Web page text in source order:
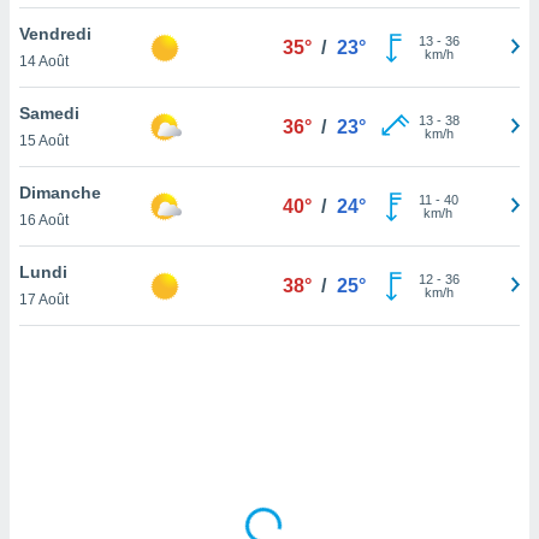
votre
à
en
le
Vendredi
14 Août
35° / 23° 13- 36
km/h
Samedi
15 Août
36° / 23° 13- 38
km/h
Dimanche
16 Août
40° / 24° 11 - 40
km/h
Lundi
17 Août
38° / 25° 12- 36
km/h